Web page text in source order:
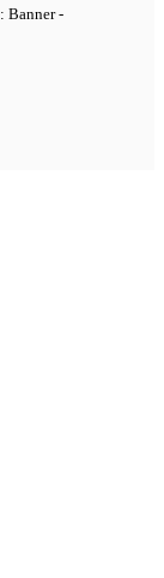
Banner -